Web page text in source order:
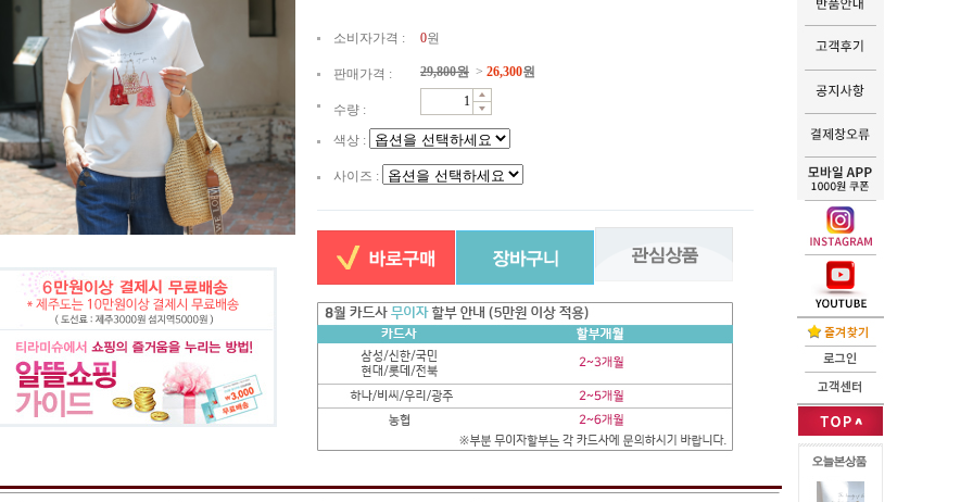
소비자가격 : 0원
판매가격 : 29,800원 > 26,300원
수량 :
색상 :
사이즈 :